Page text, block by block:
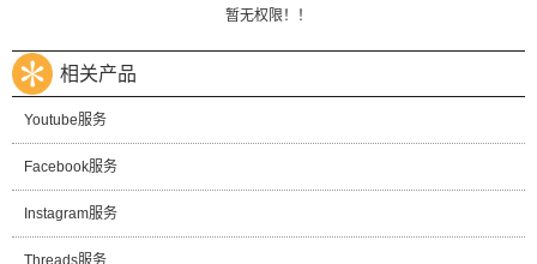
暂无权限！！
相关产品
Youtube服务
Facebook服务
Instagram服务
Threads服务